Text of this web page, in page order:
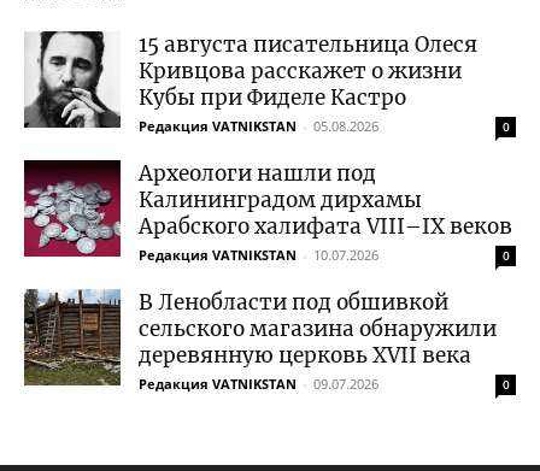
15 августа писательница Олеся
Кривцова расскажет о жизни
Кубы при Фиделе Кастро
Редакция VATNIKSTAN - 05.08.2026 0
Археологи нашли под
Калининградом дирхамы
Арабского халифата VIII–IX веков
Редакция VATNIKSTAN - 10.07.2026 0
В Ленобласти под обшивкой
сельского магазина обнаружили
деревянную церковь XVII века
Редакция VATNIKSTAN - 09.07.2026 0